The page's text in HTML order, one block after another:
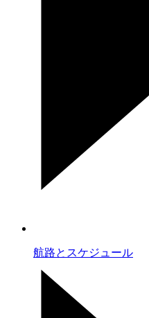
航路とスケジュール